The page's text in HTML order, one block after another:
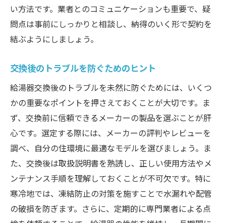
い方法です。業者とのコミュニケーションも重要で、疑
問点は事前にしっかりと相談し、納得のいく形で契約を
結ぶようにしましょう。
交換後のトラブルを防ぐためのヒント
給湯器交換後のトラブルを未然に防ぐためには、いくつ
かの重要なポイントを押さえておくことが大切です。ま
ず、交換前に信頼できるメーカーの製品を選ぶことが肝
心です。選定する際には、メーカーの評判やレビューを
調べ、自分の住環境に最適なモデルを選びましょう。ま
た、交換後は取扱説明書を熟読し、正しい使用方法やメ
ンテナンス手順を理解しておくことが不可欠です。特に
寒冷地では、凍結防止の対策を施すことで水漏れや配管
の破損を防ぎます。さらに、定期的に専門業者による点